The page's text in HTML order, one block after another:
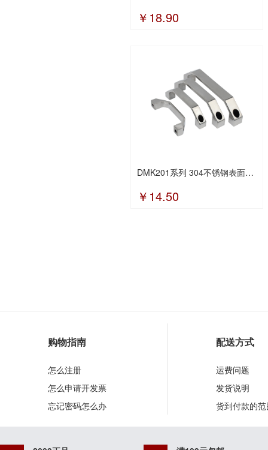
￥18.90
DMK201系列 304不锈钢表面抛光
￥14.50
购物指南
怎么注册
怎么申请开发票
忘记密码怎么办
配送方式
运费问题
发货说明
货到付款的